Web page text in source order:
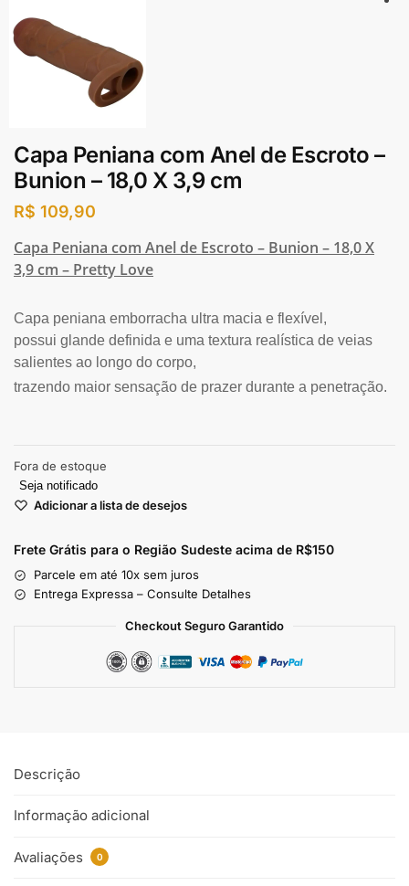
Capa Peniana com Anel de Escroto –
Bunion – 18,0 X 3,9 cm
R$ 109,90
Capa Peniana com Anel de Escroto – Bunion – 18,0 X
3,9 cm – Pretty Love
Capa peniana emborracha ultra macia e flexível,
possui glande definida e uma textura realística de veias
salientes ao longo do corpo,
trazendo maior sensação de prazer durante a penetração.
Fora de estoque
Seja notificado
Adicionar a lista de desejos
Frete Grátis para o Região Sudeste acima de R$150
Parcele em até 10x sem juros
Entrega Expressa – Consulte Detalhes
Checkout Seguro Garantido
Descrição
Informação adicional
Avaliações 0